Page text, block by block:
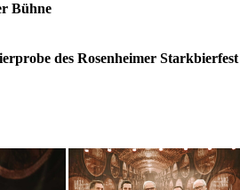
Bühne
des Rosenheimer Starkbierfest